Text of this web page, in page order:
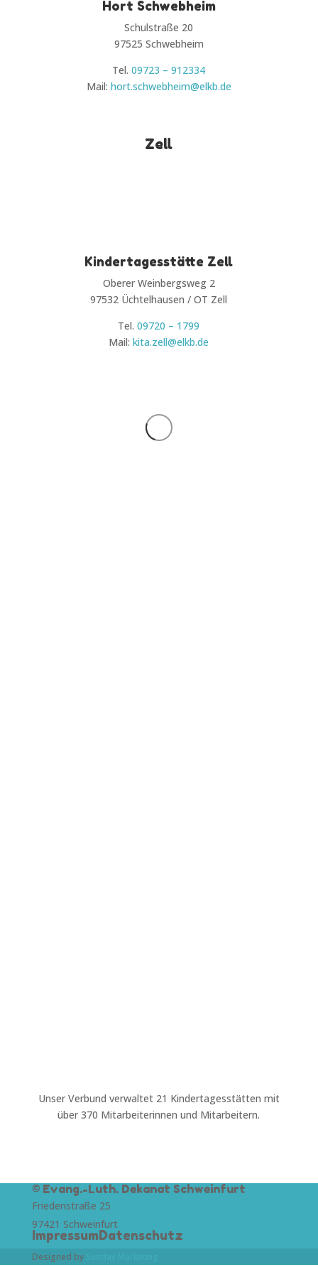
Hort Schwebheim
Schulstraße 20
97525 Schwebheim
Tel.09723 – 912334
Mail: hort.schwebheim@elkb.de
Zell
Kindertagesstätte Zell
Oberer Weinbergsweg 2
97532 Üchtelhausen / OT Zell
Tel.09720 – 1799
Mail:kita.zell@elkb.de
Unser Verbund verwaltet 21 Kindertagesstätten mit
über 370 Mitarbeiterinnen und Mitarbeitern.
© Evang.-Luth. Dekanat Schweinfurt
Friedenstraße 25
97421 Schweinfurt
ImpressumDatenschutz
Designed by